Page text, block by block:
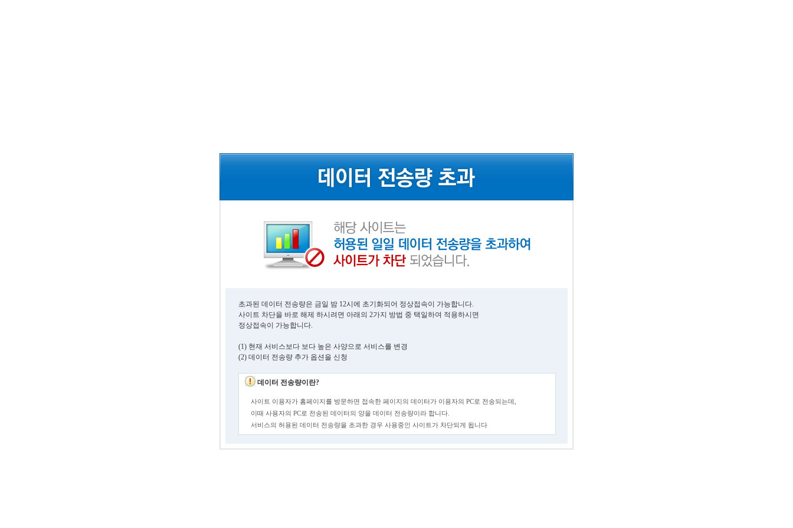
초과된 데이터 전송량은 금일 밤 12시에 초기화되어 정상접속이 가능합니다.
사이트 차단을 바로 해제 하시려면 아래의 2가지 방법 중 택일하여 적용하시면
정상접속이 가능합니다.
(1) 현재 서비스보다 보다 높은 사양으로 서비스를 변경
(2) 데이터 전송량 추가 옵션을 신청
데이터 전송량이란?
사이트 이용자가 홈페이지를 방문하면 접속한 페이지의 데이터가 이용자의 PC로 전송되는데,
이때 사용자의 PC로 전송된 데이터의 양을 데이터 전송량이라 합니다.
서비스의 허용된 데이터 전송량을 초과한 경우 사용중인 사이트가 차단되게 됩니다